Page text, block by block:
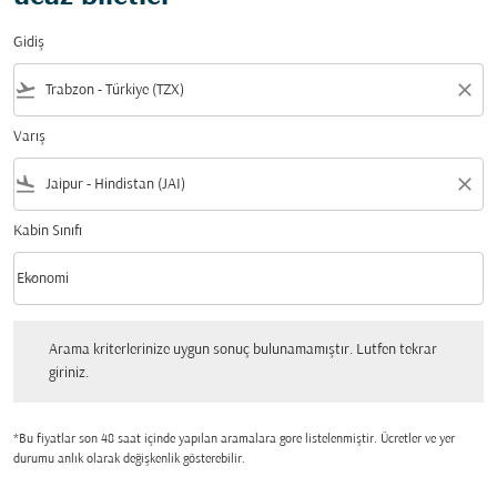
Gidiş
flight_takeoff close
Varış
flight_land close
Kabin Sınıfı
Kabin Sınıfı option Ekonomi Selected
Ekonomi
keyboard_arrow_down
Arama kriterlerinize uygun sonuç bulunamamıştır. Lutfen tekrar
giriniz.
*Bu fiyatlar son 48 saat içinde yapılan aramalara gore listelenmiştir. Ücretler ve yer
durumu anlık olarak değişkenlik gösterebilir.